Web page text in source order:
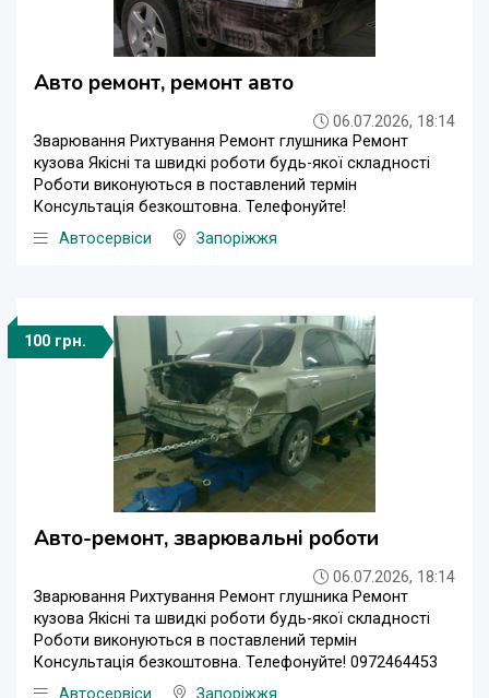
Авто ремонт, ремонт авто
06.07.2026, 18:14
Зварювання Рихтування Ремонт глушника Ремонт
кузова Якісні та швидкі роботи будь-якої складності
Роботи виконуються в поставлений термін
Консультація безкоштовна. Телефонуйте!
Автосервіси
Запоріжжя
100 грн.
Авто-ремонт, зварювальні роботи
06.07.2026, 18:14
Зварювання Рихтування Ремонт глушника Ремонт
кузова Якісні та швидкі роботи будь-якої складності
Роботи виконуються в поставлений термін
Консультація безкоштовна. Телефонуйте! 0972464453
Автосервіси
Запоріжжя